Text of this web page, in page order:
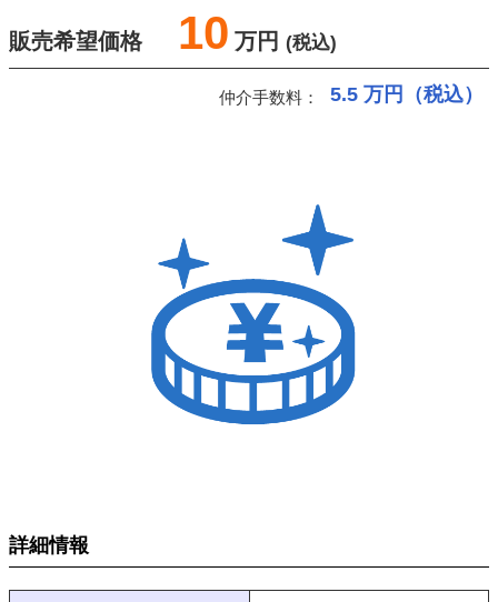
販売希望価格 10 万円 (税込)
仲介手数料： 5.5 万円（税込）
詳細情報